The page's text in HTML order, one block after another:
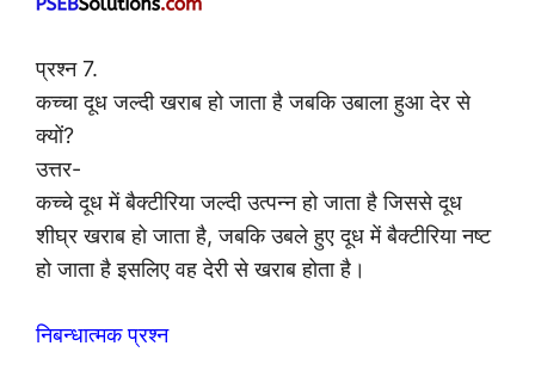
प्रश्न 7.
कच्चा दूध जल्दी खराब हो जाता है जबकि उबाला हुआ देर से
क्यों?
उत्तर-
कच्चे दूध में बैक्टीरिया जल्दी उत्पन्न हो जाता है जिससे दूध
शीघ्र खराब हो जाता है, जबकि उबले हुए दूध में बैक्टीरिया नष्ट
हो जाता है इसलिए वह देरी से खराब होता है।
निबन्धात्मक प्रश्न